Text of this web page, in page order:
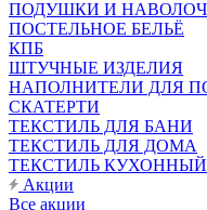
ПОДУШКИ И
ПОСТЕЛЬНОЕ БЕЛЬЁ
КПБ
ШТУЧНЫЕ ИЗДЕЛИЯ
НАПОЛНИТЕЛИ ДЛЯ
СКАТЕРТИ
ТЕКСТИЛЬ ДЛЯ БАНИ
ТЕКСТИЛЬ ДЛЯ ДОМА
ТЕКСТИЛЬ КУХОННЫЙ
Акции
Все акции